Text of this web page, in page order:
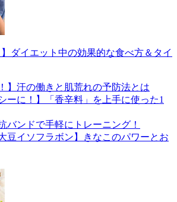
】ダイエット中の効果的な食べ方＆タイ
】汗の働きと肌荒れの予防法とは
ーに！】「香辛料」を上手に使った1
バンドで手軽にトレーニング！
豆イソフラボン】きなこのパワーとお